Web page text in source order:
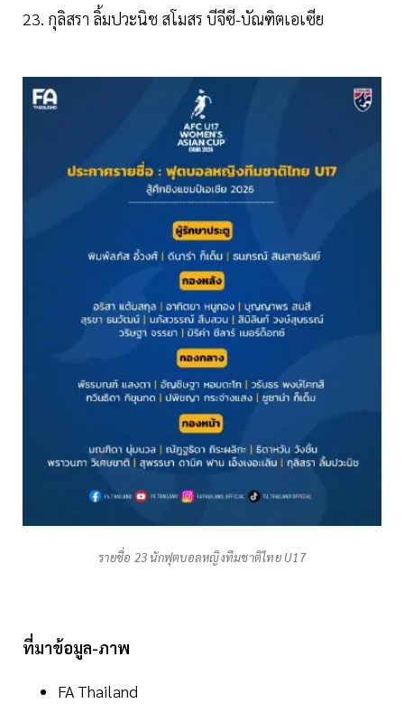
23. กุลิสรา ลิ้มปวะนิช สโมสร บีจีซี-บัณฑิตเอเซีย
รายชื่อ 23 นักฟุตบอลหญิงทีมชาติไทย U17
ที่มาข้อมูล-ภาพ
FA Thailand